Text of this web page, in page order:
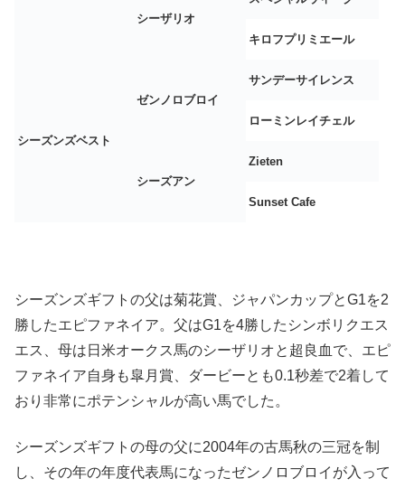
シーザリオ
キロフプリミエール
シーズンズベスト
ゼンノロブロイ
サンデーサイレンス
ローミンレイチェル
シーズアン
Zieten
Sunset Cafe
シーズンズギフトの父は菊花賞、ジャパンカップとG1を2
勝したエピファネイア。父はG1を4勝したシンボリクエス
エス、母は日米オークス馬のシーザリオと超良血で、エピ
ファネイア自身も皐月賞、ダービーとも0.1秒差で2着して
おり非常にポテンシャルが高い馬でした。
シーズンズギフトの母の父に2004年の古馬秋の三冠を制
し、その年の年度代表馬になったゼンノロブロイが入って